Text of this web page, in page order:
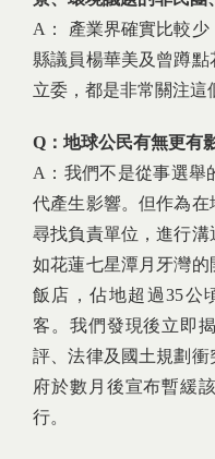
A： 產業界確實比較
縣議員楊華美及曾蹲
立委，都是非常關注這
Q：地球公民有無更有
A：我們不是從事選舉
代產生影響。但作為
尋找負責單位，進行溝
如花蓮七星潭月牙灣
飯店，佔地超過35公
客。我們發現後立即
評、法律及國土規劃
府於數月後宣布暫緩
行。